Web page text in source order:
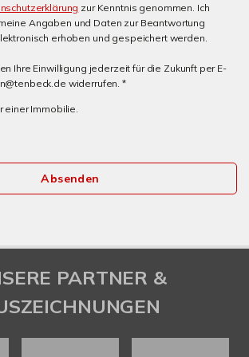
zur Kenntnis genommen. Ich
Angaben und Daten zur Beantwortung
erhoben und gespeichert werden.
Ihre Einwilligung jederzeit für die Zukunft per E-
widerrufen. *
einer Immobilie.
Absenden
PARTNER &